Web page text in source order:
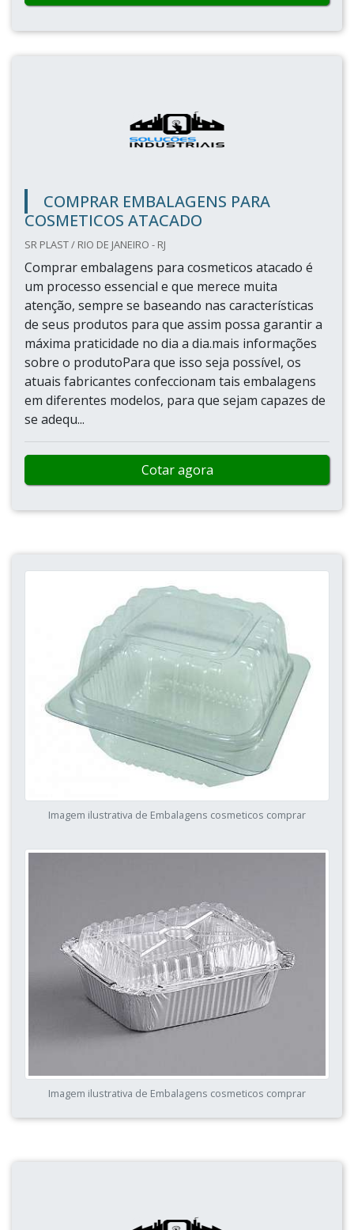
COMPRAR EMBALAGENS PARA
COSMETICOS ATACADO
SR PLAST / RIO DE JANEIRO - RJ
Comprar embalagens para cosmeticos atacado é
um processo essencial e que merece muita
atenção, sempre se baseando nas características
de seus produtos para que assim possa garantir a
máxima praticidade no dia a dia.mais informações
sobre o produtoPara que isso seja possível, os
atuais fabricantes confeccionam tais embalagens
em diferentes modelos, para que sejam capazes de
se adequ...
Cotar agora
Imagem ilustrativa de Embalagens cosmeticos comprar
Imagem ilustrativa de Embalagens cosmeticos comprar